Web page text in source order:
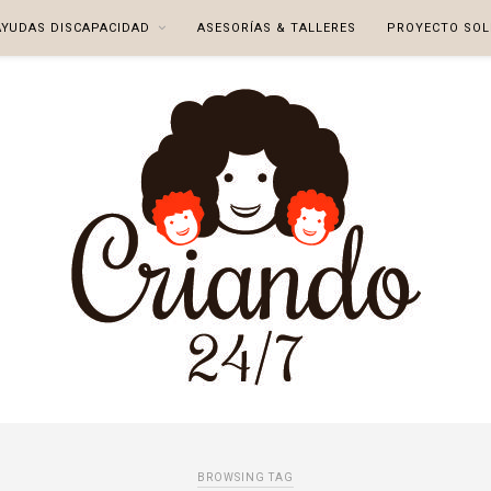
DISCAPACIDAD ASESORÍAS & TALLERES PROYECTO
BROWSING TAG